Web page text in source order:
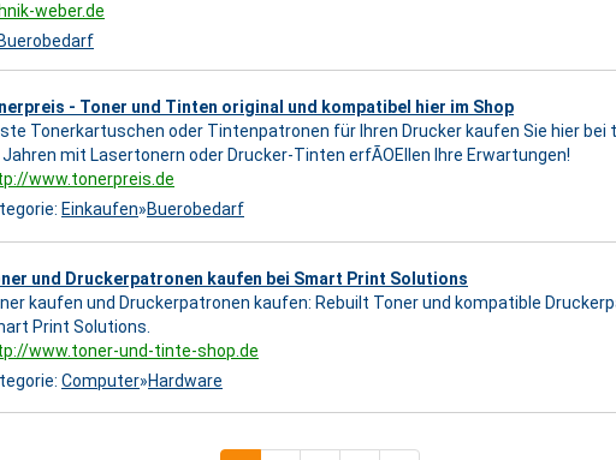
weber.de
Buerobedarf
- Toner und Tinten original und kompatibel hier im Shop
Tonerkartuschen oder Tintenpatronen für Ihren Drucker kaufen Sie hier bei
Jahren mit Lasertonern oder Drucker-Tinten erfÃOEllen Ihre Erwartungen!
www.tonerpreis.de
Einkaufen»Buerobedarf
und Druckerpatronen kaufen bei Smart Print Solutions
kaufen und Druckerpatronen kaufen: Rebuilt Toner und kompatible
Print Solutions.
www.toner-und-tinte-shop.de
Computer»Hardware